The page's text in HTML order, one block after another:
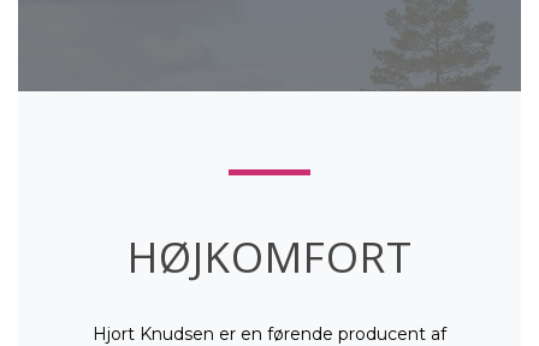
HØJKOMFORT
Hjort Knudsen er en førende producent af